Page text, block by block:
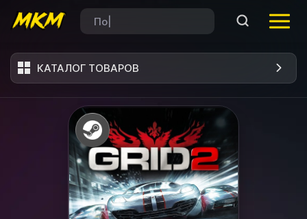
КАТАЛОГ ТОВАРОВ